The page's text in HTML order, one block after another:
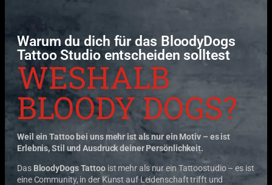
Warum du dich für das BloodyDogs
Tattoo Studio entscheiden solltest
WESHALB
BLOODY DOGS?
Weil ein Tattoo bei uns mehr ist als nur ein Motiv – es ist
Erlebnis, Stil und Ausdruck deiner Persönlichkeit.
Das BloodyDogs Tattooist mehr als nur ein Tattoostudio – es ist
eine Community, in der Kunst auf Leidenschaft trifft und